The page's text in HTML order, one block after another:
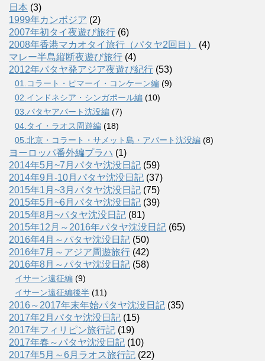
日本 (3)
1999年カンボジア (2)
2007年初タイ夜遊び旅行 (6)
2008年香港マカオタイ旅行（パタヤ2回目）
(4)
マレー半島縦断夜遊び旅行 (4)
2012年パタヤ発アジア夜遊び紀行 (53)
01.コラート・ピマーイ・コンケーン編 (9)
02.インドネシア・シンガポール編 (10)
03.パタヤアパート沈没編 (7)
04.タイ・ラオス周遊編 (18)
05.北京・コラート・サメット島・アパート沈没編 (8)
ヨーロッパ番外編プラハ (1)
2014年5月~7月パタヤ沈没日記 (59)
2014年9月-10月パタヤ沈没日記 (37)
2015年1月~3月パタヤ沈没日記 (75)
2015年5月~6月パタヤ沈没日記 (39)
2015年8月~パタヤ沈没日記 (81)
2015年12月～2016年パタヤ沈没日記 (65)
2016年4月～パタヤ沈没日記 (50)
2016年7月～アジア周遊旅行 (42)
2016年8月～パタヤ沈没日記 (58)
イサーン遠征編 (9)
イサーン遠征編後半 (11)
2016～2017年末年始パタヤ沈没日記 (35)
2017年2月パタヤ沈没日記 (15)
2017年フィリピン旅行記 (19)
2017年春～パタヤ沈没日記 (10)
2017年5月～6月ラオス旅行記 (22)